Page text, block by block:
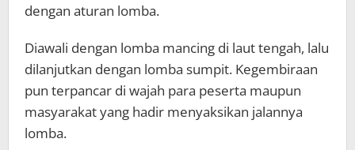
dengan aturan lomba.
Diawali dengan lomba mancing di laut tengah, lalu
dilanjutkan dengan lomba sumpit. Kegembiraan
pun terpancar di wajah para peserta maupun
masyarakat yang hadir menyaksikan jalannya
lomba.